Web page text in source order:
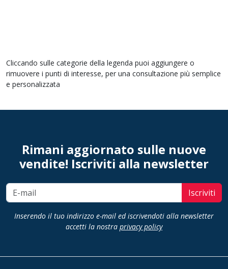
Cliccando sulle categorie della legenda puoi aggiungere o
rimuovere i punti di interesse, per una consultazione più semplice
e personalizzata
Rimani aggiornato sulle nuove
vendite! Iscriviti alla newsletter
Iscriviti
Inserendo il tuo indirizzo e-mail ed iscrivendoti alla newsletter
accetti la nostra privacy policy